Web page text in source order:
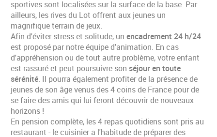
sportives sont localisées sur la surface de la base. Par
ailleurs, les rives du Lot offrent aux jeunes un
magnifique terrain de jeux.
Afin d'éviter stress et solitude, unencadrement 24 h/24
est proposé par notre équipe d'animation. En cas
d'appréhension ou de tout autre problème, votre enfant
est rassuré et peut poursuivre sonséjour en toute
sérénité. Il pourra également profiter de la présence de
jeunes de son âge venus des 4 coins de France pour de
se faire des amis qui lui feront découvrir de nouveaux
horizons !
En pension complète, les 4 repas quotidiens sont pris au
restaurant - le cuisinier a l'habitude de préparer des